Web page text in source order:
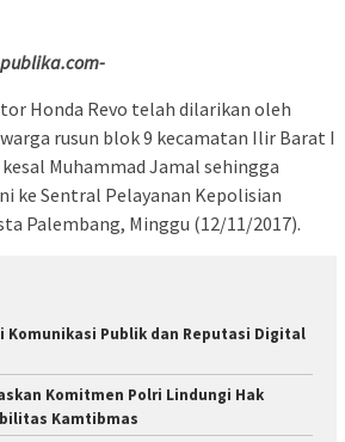
Honda Revo telah dilarikan oleh
warga rusun blok 9 kecamatan Ilir Barat I
Muhammad Jamal sehingga
ke Sentral Pelayanan Kepolisian
Palembang, Minggu (12/11/2017).
Komunikasi Publik dan Reputasi Digital
Komitmen Polri Lindungi Hak
Kamtibmas